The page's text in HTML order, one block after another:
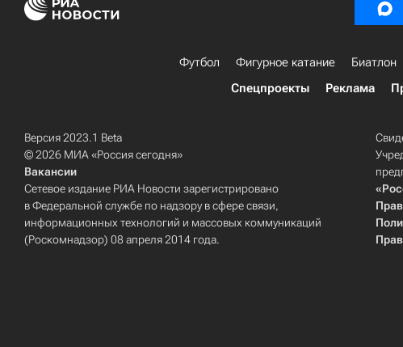
Футбол Фигурное катание Биатлон
Спецпроекты
Реклама
Версия 2023.1 Beta
© 2026 МИА «Россия сегодня»
Вакансии
Сетевое издание РИА Новости зарегистрировано
в Федеральной службе по надзору в сфере связи,
информационных технологий и массовых коммуникаций
(Роскомнадзор) 08 апреля 2014 года.